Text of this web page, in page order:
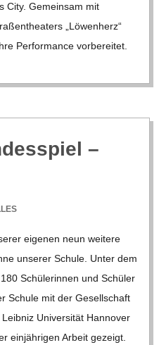
City. Gemein­sam mit
„Löwen­herz“
Per­for­mance vor­be­rei­tet.
–
eige­nen neun wei­tere
unse­rer Schule. Unter dem
Schü­le­rin­nen und Schü­ler
Schule mit der Gesell­schaft
Uni­ver­si­tät Han­no­ver
ein­jäh­ri­gen Arbeit gezeigt.